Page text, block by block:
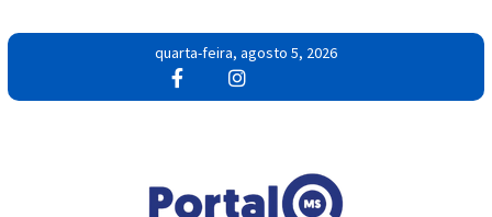
quarta-feira, agosto 5, 2026